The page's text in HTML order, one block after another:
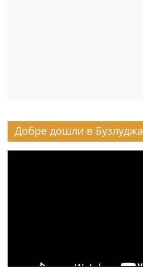
Добре дошли в Бузлуджа